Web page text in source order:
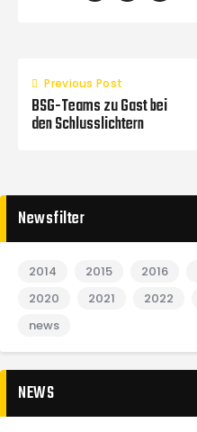
Previous Post
BSG-Teams zu Gast bei
den Schlusslichtern
Newsfilter
2014 2015 2016
2020
2021 2022
news
NEWS